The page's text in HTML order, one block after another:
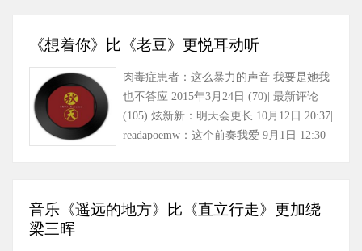
《想着你》比《老豆》更悦耳动听
肉毒症患者：这么暴力的声音 我要是她我
也不答应 2015年3月24日 (70)| 最新评论
(105) 炫新新：明天会更长 10月12日 20:37|
readapoemw：这个前奏我爱 9月1日 12:30
音乐《遥远的地方》比《直立行走》更加绕
梁三晖